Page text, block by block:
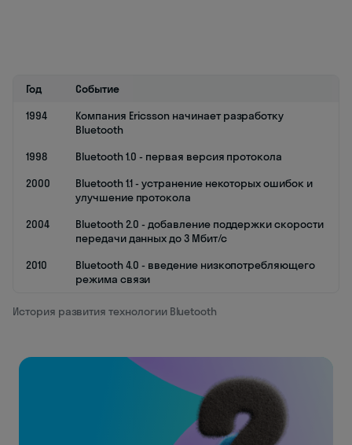
История развития технологии Bluetooth
Год
Событие
1994
Компания Ericsson начинает разработку
Bluetooth
1998
Bluetooth 1.0 - первая версия протокола
2000
Bluetooth 1.1 - устранение некоторых ошибок и
улучшение протокола
2004
Bluetooth 2.0 - добавление поддержки скорости
передачи данных до 3 Мбит/с
2010
Bluetooth 4.0 - введение низкопотребляющего
режима связи